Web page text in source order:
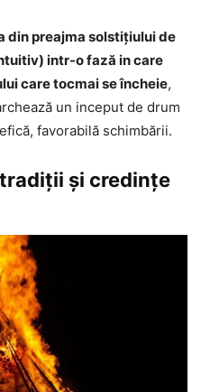
din preajma solstiţiului de
intr-o fază in care
care tocmai se încheie,
un inceput de drum
favorabilă schimbării.
și credințe